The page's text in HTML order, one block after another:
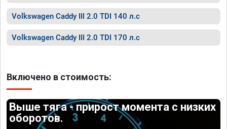
Volkswagen Caddy III 2.0 TDI 140 л.с
Volkswagen Caddy III 2.0 TDI 170 л.с
Включено в стоимость:
Выше тяга - прирост момента с низких
оборотов.